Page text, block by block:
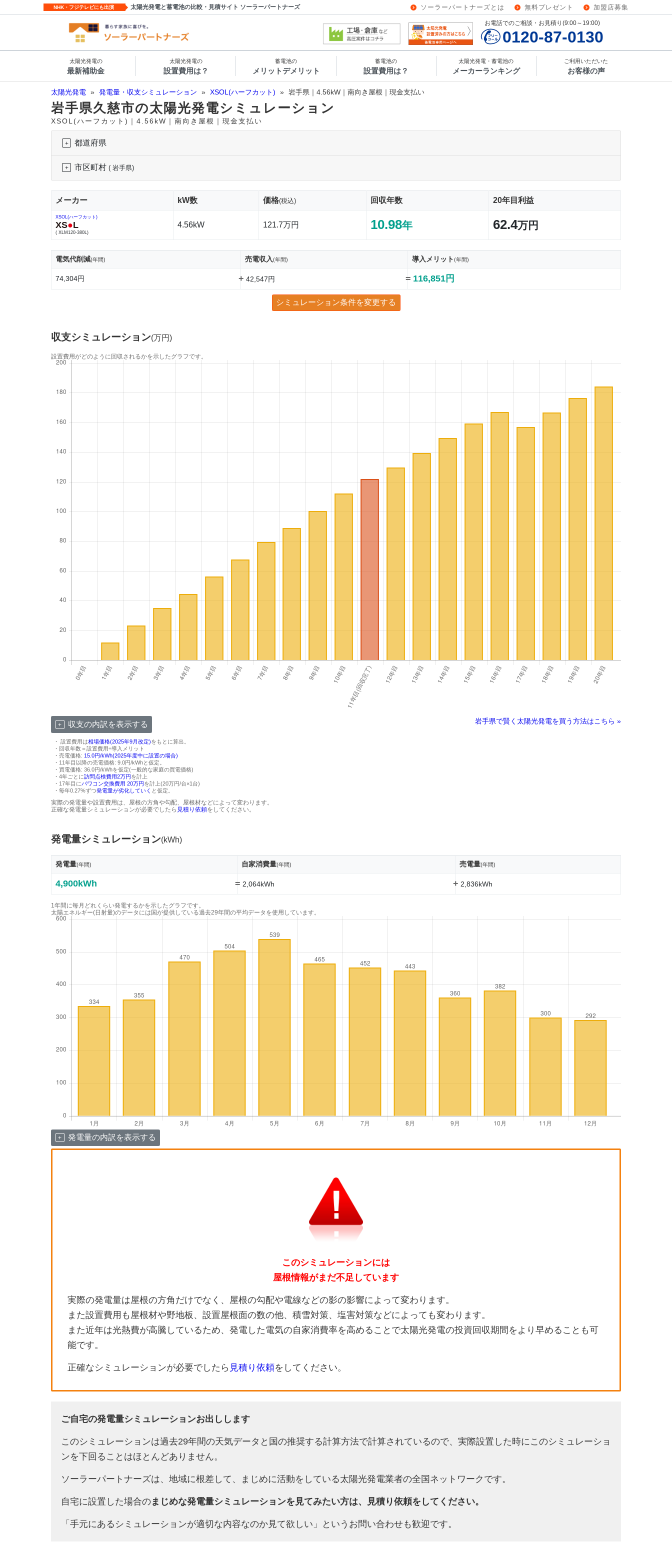
NHK・フジテレビにも出演 太陽光発電と蓄電池の比較・見積サイト ソーラーパートナーズ ソーラーパートナーズとは 無料プレゼント 加盟店募集
お電話でのご相談・お見積り(9:00～19:00)
0120-87-0130
太陽光発電の
最新補助金
太陽光発電の
設置費用は？
蓄電池の
メリットデメリット
蓄電池の
設置費用は？
太陽光発電・蓄電池の
メーカーランキング
ご利用いただいた
お客様の声
太陽光発電 » 発電量・収支シミュレーション » XSOL(ハーフカット) » 岩手県｜4.56kW｜南向き屋根｜現金支払い
岩手県久慈市の太陽光発電シミュレーション
XSOL(ハーフカット)｜4.56kW｜南向き屋根｜現金支払い
都道府県
市区町村 ( 岩手県)
メーカー kW数 価格(税込) 回収年数 20年目利益
XSOL(ハーフカット)
XS●L
( XLM120-380L)
4.56kW 121.7万円 10.98年 62.4万円
電気代削減(年間) 売電収入(年間) 導入メリット(年間)
74,304円 + 42,547円 = 116,851円
シミュレーション条件を変更する
収支シミュレーション(万円)
設置費用がどのように回収されるかを示したグラフです。
収支の内訳を表示する 岩手県で賢く太陽光発電を買う方法はこちら »
・ 設置費用は相場価格(2025年9月改定)をもとに算出。
・回収年数＝設置費用÷導入メリット
・売電価格: 15.0円/kWh(2025年度中に設置の場合)
・11年目以降の売電価格: 9.0円/kWhと仮定。
・買電価格: 36.0円/kWhを仮定(一般的な家庭の買電価格)
・4年ごとに訪問点検費用2万円を計上
・17年目にパワコン交換費用 20万円を計上(20万円/台×1台)
・毎年0.27%ずつ発電量が劣化していく と仮定。
実際の発電量や設置費用は、屋根の方角や勾配、屋根材などによって変わります。
正確な発電量シミュレーションが必要でしたら 見積り依頼をしてください。
発電量シミュレーション(kWh)
発電量(年間) 自家消費量(年間) 売電量(年間)
4,900kWh = 2,064kWh + 2,836kWh
1年間に毎月どれくらい発電するかを示したグラフです。
太陽エネルギー(日射量)のデータには国が提供している過去29年間の平均データを使用しています。
発電量の内訳を表示する
このシミュレーションには
屋根情報がまだ不足しています
実際の発電量は屋根の方角だけでなく、屋根の勾配や電線などの影の影響によって変わります。
また設置費用も屋根材や野地板、設置屋根面の数の他、積雪対策、塩害対策などによっても変わります。
また近年は光熱費が高騰しているため、発電した電気の自家消費率を高めることで太陽光発電の投資回収期間をより早めることも可
能です。
正確なシミュレーションが必要でしたら 見積り依頼をしてください。
ご自宅の発電量シミュレーションお出しします
このシミュレーションは過去29年間の天気データと国の推奨する計算方法で計算されているので、実際設置した時にこのシミュレーショ
ンを下回ることはほとんどありません。
ソーラーパートナーズは、地域に根差して、まじめに活動をしている太陽光発電業者の全国ネットワークです。
自宅に設置した場合のまじめな発電量シミュレーションを見てみたい方は、見積り依頼をしてください。
「手元にあるシミュレーションが適切な内容なのか見て欲しい」というお問い合わせも歓迎です。